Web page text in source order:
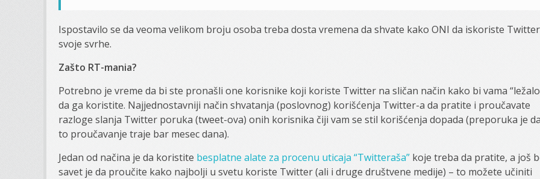
Ispostavilo se da veoma velikom broju osoba treba dosta vremena da shvate kako ONI da iskoriste
svoje svrhe.
Zašto RT-mania?
Potrebno je vreme da bi ste pronašli one korisnike koji koriste Twitter na sličan način kako bi vama
da ga koristite. Najjednostavniji način shvatanja (poslovnog) korišćenja Twitter-a da pratite i proučavate
razloge slanja Twitter poruka (tweet-ova) onih korisnika čiji vam se stil korišćenja dopada (preporuka je
to proučavanje traje bar mesec dana).
Jedan od načina je da koristite besplatne alate za procenu uticaja “Twitteraša” koje treba da pratite, a još
savet je da proučite kako najbolji u svetu koriste Twitter (ali i druge društvene medije) – to možete učiniti